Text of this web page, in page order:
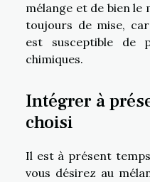
mélange et de bien le
toujours de mise,
est susceptible de
chimiques.
Intégrer à
choisi
Il est à présent
vous désirez au